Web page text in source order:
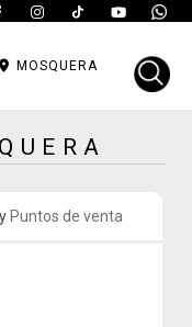
MOSQUERA
y Puntos de venta